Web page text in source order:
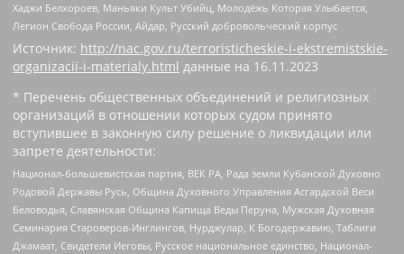
Хаджи Белхороев, Маньяки Культ Убийц, Молодёжь Которая Улыбается,
Легион Свобода России, Айдар, Русский добровольческий корпус
Источник: http://nac.gov.ru/terroristicheskie-i-ekstremistskie-
organizacii-i-materialy.html данные на 16.11.2023
* Перечень общественных объединений и религиозных
организаций в отношении которых судом принято
вступившее в законную силу решение о ликвидации или
запрете деятельности:
Национал-большевистская партия, ВЕК РА, Рада земли Кубанской Духовно
Родовой Державы Русь, Община Духовного Управления Асгардской Веси
Беловодья, Славянская Община Капища Веды Перуна, Мужская Духовная
Семинария Староверов-Инглингов, Нурджулар, К Богодержавию, Таблиги
Джамаат, Свидетели Иеговы, Русское национальное единство, Национал-